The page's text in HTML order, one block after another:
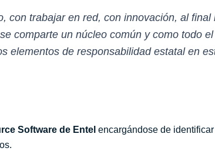
con trabajar en red, con innovación, al final
comparte un núcleo común y como todo
elementos de responsabilidad estatal en
Software de Entel encargándose de